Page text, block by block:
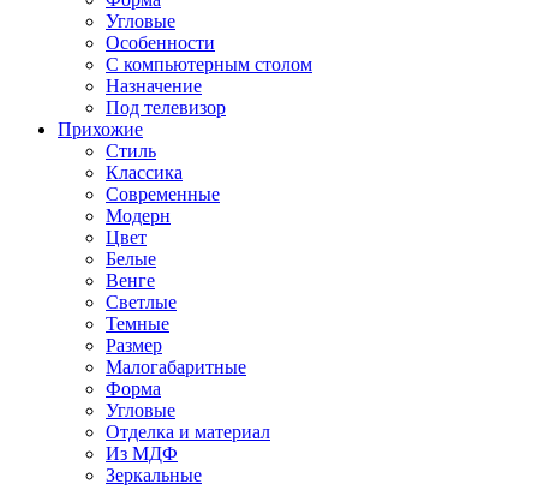
Угловые
Особенности
С компьютерным столом
Назначение
Под телевизор
Прихожие
Стиль
Классика
Современные
Модерн
Цвет
Белые
Венге
Светлые
Темные
Размер
Малогабаритные
Форма
Угловые
Отделка и материал
Из МДФ
Зеркальные